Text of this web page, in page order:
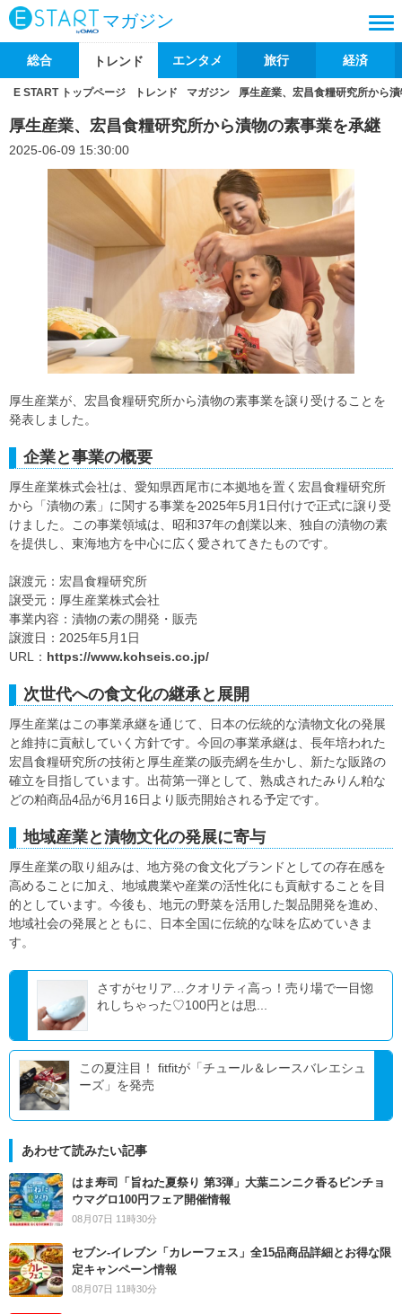
マガジン
総合 トレンド エンタメ 旅行 経済
E START トップページ トレンド マガジン 厚生産業、宏昌食糧研究所から
厚生産業、宏昌食糧研究所から漬物の素事業を承継
2025-06-09 15:30:00
厚生産業が、宏昌食糧研究所から漬物の素事業を譲り受けることを
発表しました。
企業と事業の概要
厚生産業株式会社は、愛知県西尾市に本拠地を置く宏昌食糧研究所
から「漬物の素」に関する事業を2025年5月1日付けで正式に譲り受
けました。この事業領域は、昭和37年の創業以来、独自の漬物の素
を提供し、東海地方を中心に広く愛されてきたものです。
譲渡元：宏昌食糧研究所
譲受元：厚生産業株式会社
事業内容：漬物の素の開発・販売
譲渡日：2025年5月1日
URL： https://www.kohseis.co.jp/
次世代への食文化の継承と展開
厚生産業はこの事業承継を通じて、日本の伝統的な漬物文化の発展
と維持に貢献していく方針です。今回の事業承継は、長年培われた
宏昌食糧研究所の技術と厚生産業の販売網を生かし、新たな販路の
確立を目指しています。出荷第一弾として、熟成されたみりん粕な
どの粕商品4品が6月16日より販売開始される予定です。
地域産業と漬物文化の発展に寄与
厚生産業の取り組みは、地方発の食文化ブランドとしての存在感を
高めることに加え、地域農業や産業の活性化にも貢献することを目
的としています。今後も、地元の野菜を活用した製品開発を進め、
地域社会の発展とともに、日本全国に伝統的な味を広めていきま
す。
さすがセリア…クオリティ高っ！売り場で一目惚
れしちゃった♡100円とは思...
この夏注目！ fitfitが「チュール＆レースバレエシュ
ーズ」を発売
あわせて読みたい記事
はま寿司「旨ねた夏祭り 第3弾」大葉ニンニク香るビンチョ
ウマグロ100円フェア開催情報
08月07日 11時30分
セブン‐イレブン「カレーフェス」全15品商品詳細とお得な限
定キャンペーン情報
08月07日 11時30分